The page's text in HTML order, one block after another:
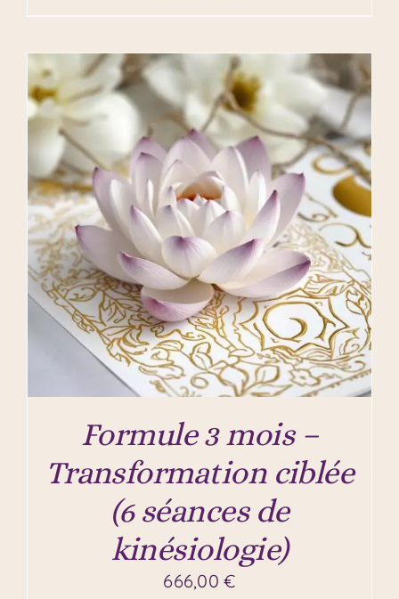
Formule 3 mois –
Transformation ciblée
(6 séances de
kinésiologie)
666,00€